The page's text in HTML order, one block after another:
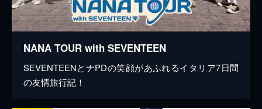
NANA TOUR with SEVENTEEN
SEVENTEENとナPDの笑顔があふれるイタリア7日間
の友情旅行記！